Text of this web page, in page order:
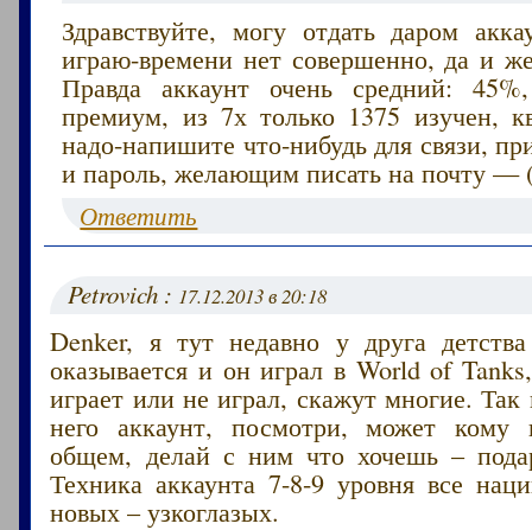
Здравствуйте, могу отдать даром
играю-времени нет совершенно, да и
Правда аккаунт очень средний:
премиум, из 7х только 1375 изучен,
надо-напишите что-нибудь для связи,
и пароль, желающим писать на почту —
Ответить
Petrovich : 17.12.2013 в 20:18
Denker, я тут недавно у друга
оказывается и он играл в World of
играет или не играл, скажут многие. Так
него аккаунт, посмотри, может кому
общем, делай с ним что хочешь –
Техника аккаунта 7-8-9 уровня все
новых – узкоглазых.